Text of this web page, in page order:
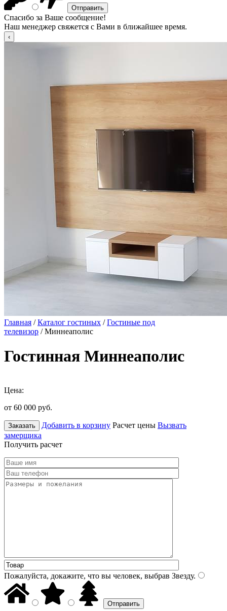
Спасибо за Ваше сообщение!
Наш менеджер свяжется с Вами в ближайшее время.
Главная /Каталог гостиных /Гостиные под
телевизор / Миннеаполис
Гостинная Миннеаполис
Цена:
от 60 000 руб.
Заказать Добавить в корзину Расчет цены Вызвать
замерщика
Получить расчет
Пожалуйста, докажите, что вы человек, выбрав Звезду.